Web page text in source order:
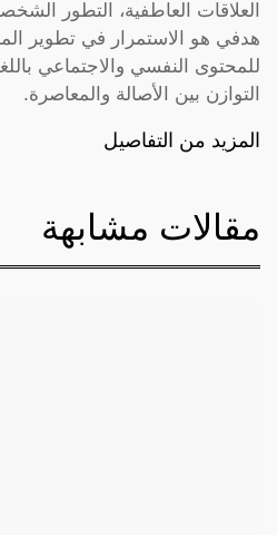
العلاقات العاطفية، التطور
هدفي هو الاستمرار في تطوير
للمحتوى النفسي والاجتماعي
التوازن بين الأصالة والمعاصرة.
المزيد من التفاصيل
مقالات مشابهة